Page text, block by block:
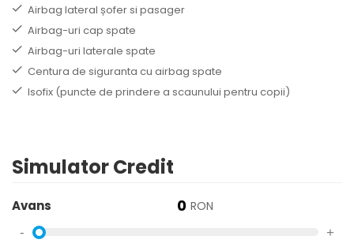
Airbag lateral șofer si pasager
Airbag-uri cap spate
Airbag-uri laterale spate
Centura de siguranta cu airbag spate
Isofix (puncte de prindere a scaunului pentru copii)
Simulator Credit
Avans 0 RON
- +